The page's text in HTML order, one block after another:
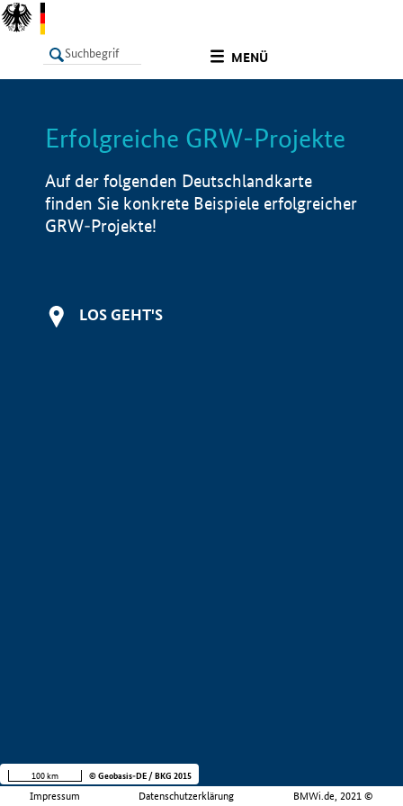
MENÜ
LISTE Info
Erfolgreiche GRW-Projekte
Auf der folgenden Deutschlandkarte
finden Sie konkrete Beispiele erfolgreicher
GRW-Projekte!
LOS GEHT'S
Impressum Datenschutzerklärung BMWi.de, 2021 ©
100 km © Geobasis-DE / BKG 2015